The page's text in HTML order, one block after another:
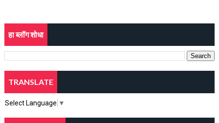
हा ब्लॉग शोधा
TRANSLATE
Select Language ▼